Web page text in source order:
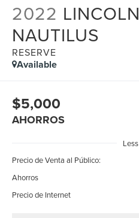
2022 LINCOLN
NAUTILUS
RESERVE
Available
$5,000
AHORROS
Less
Precio de Venta al Público:
Ahorros
Precio de Internet